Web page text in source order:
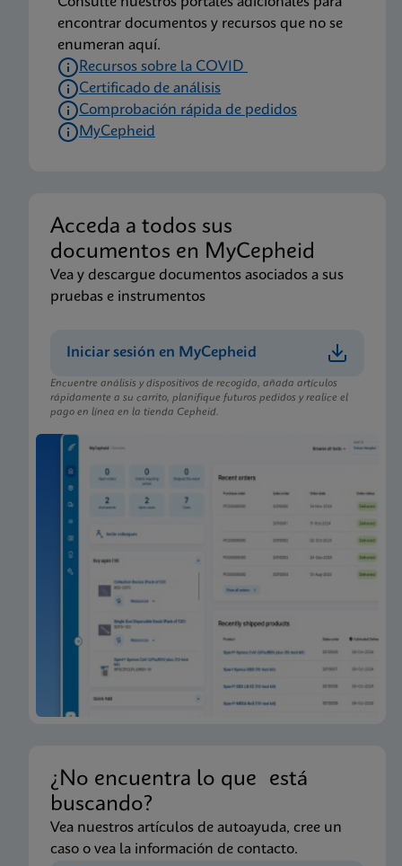
(Xpress System) (EUA)
Prospecto
Xpert Xpress CoV-2/Flu/RSV plus CE-IVD (English-
UK only) (GeneXpert System with Touchscreen)
Prospecto
Xpert Xpress CoV-2/Flu/RSV plus IFU CE-IVD
(Spanish) (GeneXpert System with Touchscreen)
Prospecto
(English-Australia) (Xpress System)
Prospecto
Xpert Xpress CoV-2/Flu/RSV plus IFU (English)
(GeneXpert or Infinity System) (EUA)
Prospecto
Xpert Xpress CoV-2/Flu/RSV plus IFU CE-IVD
(English-Australia) (GeneXpert System)
Prospecto
Xpert Xpress CoV-2/Flu/RSV plus IFU CE-IVD
(English-Canada) (GeneXpert Xpress System - Point
encontrar documentos y recursos que no se
enumeran aquí.
Recursos sobre la COVID
Certificado de análisis
Comprobación rápida de pedidos
MyCepheid
Acceda a todos sus
documentos en MyCepheid
Vea y descargue documentos asociados a sus
pruebas e instrumentos
Iniciar sesión en MyCepheid
Encuentre análisis y dispositivos de recogida, añada artículos
rápidamente a su carrito, planifique futuros pedidos y realice el
pago en línea en la tienda Cepheid.
¿No encuentra lo que está
buscando?
Vea nuestros artículos de autoayuda, cree un
caso o vea la información de contacto.